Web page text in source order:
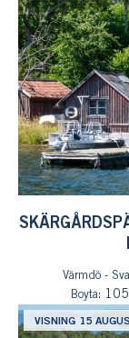
Värmdö -
Boyta:
VISNING 15